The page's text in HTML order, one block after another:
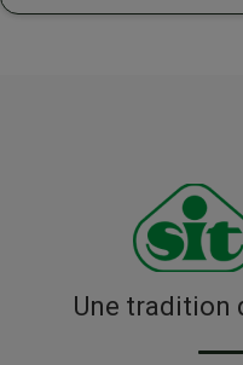
Une tradition